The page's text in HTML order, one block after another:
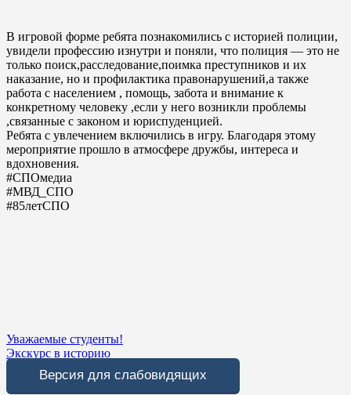
В игровой форме ребята познакомились с историей полиции,
увидели профессию изнутри и поняли, что полиция — это не
только поиск,расследование,поимка преступников и их
наказание, но и профилактика правонарушений,а также
работа с населением , помощь, забота и внимание к
конкретному человеку ,если у него возникли проблемы
,связанные с законом и юриспуденцией.
Ребята с увлечением включились в игру. Благодаря этому
мероприятие прошло в атмосфере дружбы, интереса и
вдохновения.
#СПОмедиа
#МВД_СПО
#85летСПО
Навигация
по
записям
Уважаемые студенты!
Экскурс в историю
Версия для слабовидящих